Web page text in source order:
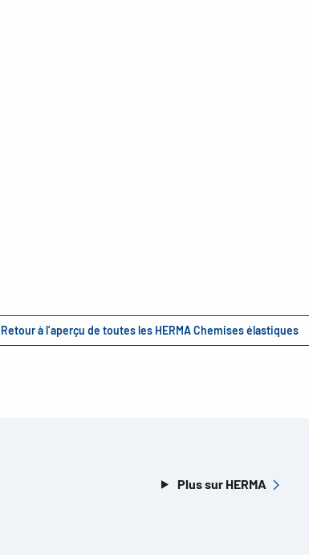
Retour à l’aperçu de toutes les HERMA Chemises élastiques
Plus sur HERMA